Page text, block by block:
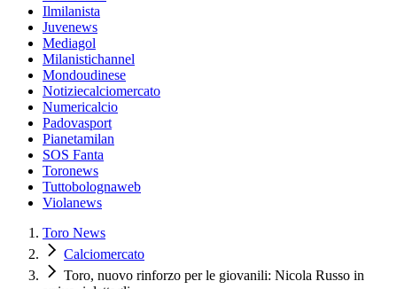
Ilmilanista
Juvenews
Mediagol
Milanistichannel
Mondoudinese
Notiziecalciomercato
Numericalcio
Padovasport
Pianetamilan
SOS Fanta
Toronews
Tuttobolognaweb
Violanews
Toro News
Calciomercato
Toro, nuovo rinforzo per le giovanili: Nicola Russo in